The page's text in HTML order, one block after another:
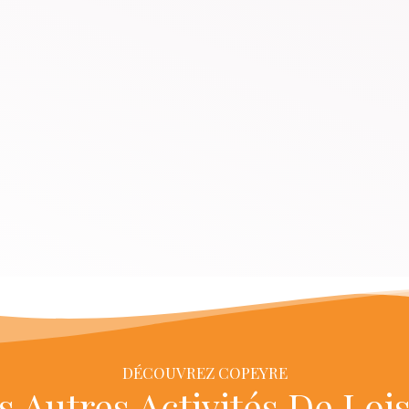
DÉCOUVREZ COPEYRE